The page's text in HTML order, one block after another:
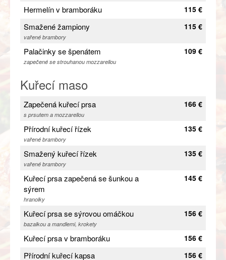
Hermelín v bramboráku 115 €
Smažené žampiony
vařené brambory
115 €
Palačinky se špenátem
zapečené se strouhanou mozzarellou
109 €
Kuřecí maso
Zapečená kuřecí prsa
s prsutem a mozzarellou
166 €
Přírodní kuřecí řízek
vařené brambory
135 €
Smažený kuřecí řízek
vařené brambory
135 €
Kuřecí prsa zapečená se šunkou a
sýrem
hranolky
145 €
Kuřecí prsa se sýrovou omáčkou
bazalkou a mandlemi, krokety
156 €
Kuřecí prsa v bramboráku 156 €
Přírodní kuřecí kapsa 156 €